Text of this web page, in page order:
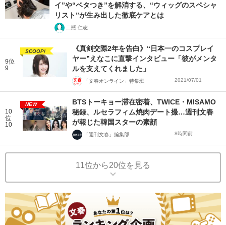
イ”や“ベタつき”を解消する、“ウィッグのスペシャ
リスト”が生み出した徹底ケアとは
二瓶 仁志
9位
9
SCOOP!
《真剣交際2年を告白》“日本一のコスプレイ
ヤー”えなこに直撃インタビュー「彼がメンタ
ルを支えてくれました」
「文春オンライン」特集班 2021/07/01
10
位
10
NEW
BTSトーキョー滞在密着、TWICE・MISAMO
秘録、ルセラフィム焼肉デート撮…週刊文春
が報じた韓国スターの素顔
「週刊文春」編集部 8時間前
11位から20位を見る